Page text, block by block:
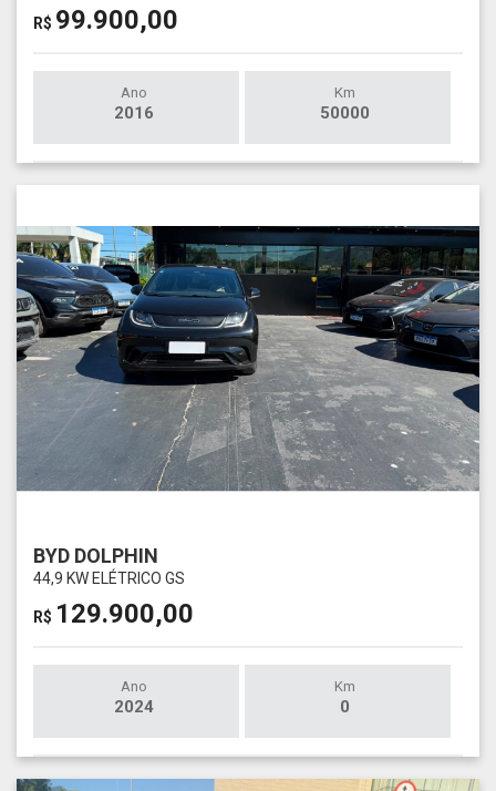
R$ 99.900,00
Ano
2016
Km
50000
BYD DOLPHIN
44,9 KW ELÉTRICO GS
R$ 129.900,00
Ano
2024
Km
0